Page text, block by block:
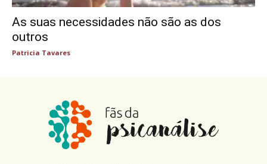
As suas necessidades não são as dos
outros
Patricia Tavares